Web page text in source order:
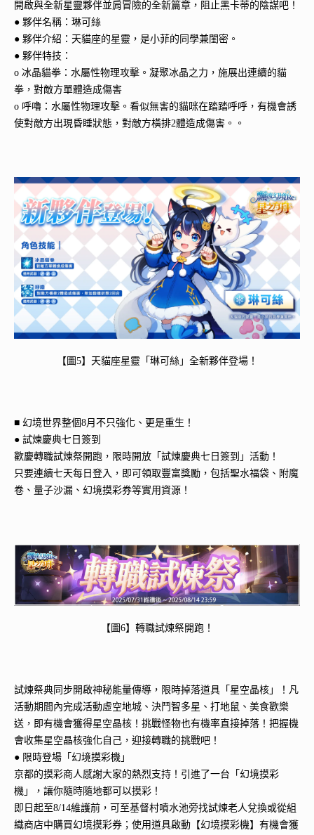
開啟與全新星靈夥伴並肩冒險的全新篇章，阻止黑卡蒂的陰謀吧！
● 夥伴名稱：琳可絲
● 夥伴介紹：天貓座的星靈，是小菲的同學兼閨密。
● 夥伴特技：
o 冰晶貓拳：水屬性物理攻擊。凝聚冰晶之力，施展出連續的貓
拳，對敵方單體造成傷害
o 呼嚕：水屬性物理攻擊。看似無害的貓咪在踏踏呼呼，有機會誘
使對敵方出現昏睡狀態，對敵方橫排2體造成傷害。。
【圖5】天貓座星靈「琳可絲」全新夥伴登場！
■ 幻境世界整個8月不只強化、更是重生！
● 試煉慶典七日簽到
歡慶轉職試煉祭開跑，限時開放「試煉慶典七日簽到」活動！
只要連續七天每日登入，即可領取豐富獎勵，包括聖水福袋、附魔
卷、量子沙漏、幻境摸彩券等實用資源！
【圖6】轉職試煉祭開跑！
試煉祭典同步開啟神秘能量傳導，限時掉落道具「星空晶核」！凡
活動期間內完成活動虛空地城、決鬥智多星、打地鼠、美食歡樂
送，即有機會獲得星空晶核！挑戰怪物也有機率直接掉落！把握機
會收集星空晶核強化自己，迎接轉職的挑戰吧！
● 限時登場「幻境摸彩機」
京都的摸彩商人感謝大家的熱烈支持！引進了一台「幻境摸彩
機」，讓你隨時隨地都可以摸彩！
即日起至8/14維護前，可至基督村噴水池旁找試煉老人兌換或從組
織商店中購買幻境摸彩券；使用道具啟動【幻境摸彩機】有機會獲